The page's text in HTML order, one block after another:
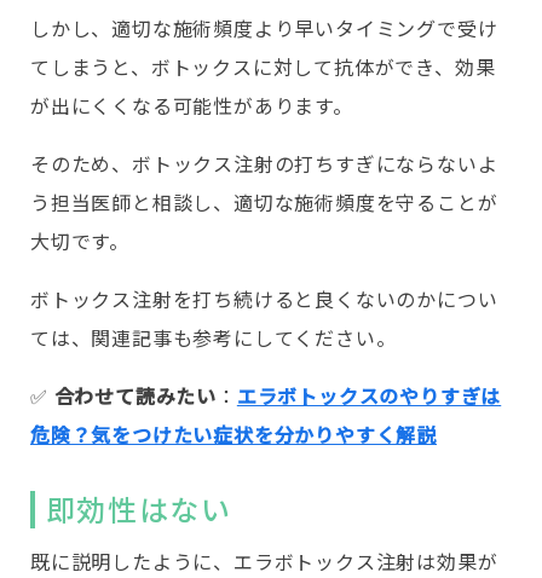
しかし、適切な施術頻度より早いタイミングで受け
てしまうと、ボトックスに対して抗体ができ、効果
が出にくくなる可能性があります。
そのため、ボトックス注射の打ちすぎにならないよ
う担当医師と相談し、適切な施術頻度を守ることが
大切です。
ボトックス注射を打ち続けると良くないのかについ
ては、関連記事も参考にしてください。
✅️ 合わせて読みたい ： エラボトックスのやりすぎは
危険？気をつけたい症状を分かりやすく解説
即効性はない
既に説明したように、エラボトックス注射は効果が